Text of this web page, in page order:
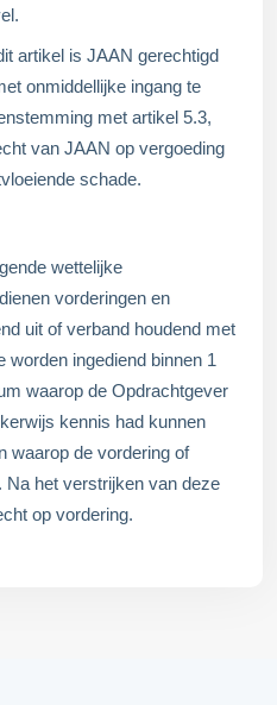
artikel is JAAN gerechtigd
onmiddellijke ingang te
met artikel 5.3,
van JAAN op vergoeding
schade.
wettelijke
vorderingen en
uit of verband houdend met
worden ingediend binnen 1
waarop de Opdrachtgever
kennis had kunnen
waarop de vordering of
Na het verstrijken van deze
op vordering.